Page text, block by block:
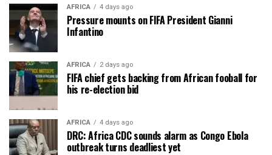
AFRICA 4 days ago
Pressure mounts on FIFA President Gianni
Infantino
AFRICA 2 days ago
FIFA chief gets backing from African fooball for
his re-election bid
AFRICA 4 days ago
DRC: Africa CDC sounds alarm as Congo Ebola
outbreak turns deadliest yet